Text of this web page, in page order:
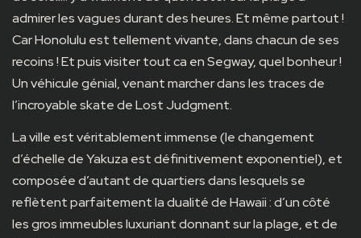
admirer les vagues durant des heures. Et même partout !
Car Honolulu est tellement vivante, dans chacun de ses
recoins ! Et puis visiter tout ca en Segway, quel bonheur !
Un véhicule génial, venant marcher dans les traces de
l’incroyable skate de Lost Judgment.
La ville est véritablement immense (le changement
d’échelle de Yakuza est définitivement exponentiel), et
composée d’autant de quartiers dans lesquels se
reflètent parfaitement la dualité de Hawaii : d’un côté
les gros immeubles luxuriant donnant sur la plage, et de